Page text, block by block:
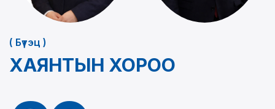
( Бүтэц )
ХАЯНТЫН ХОРОО